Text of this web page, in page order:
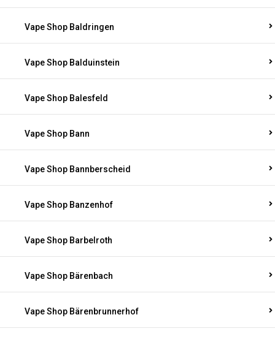
Vape Shop Baldringen
Vape Shop Balduinstein
Vape Shop Balesfeld
Vape Shop Bann
Vape Shop Bannberscheid
Vape Shop Banzenhof
Vape Shop Barbelroth
Vape Shop Bärenbach
Vape Shop Bärenbrunnerhof